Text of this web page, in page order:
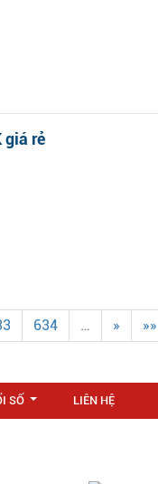
giá rẻ
634 … » »»
SỐ LIÊN HỆ